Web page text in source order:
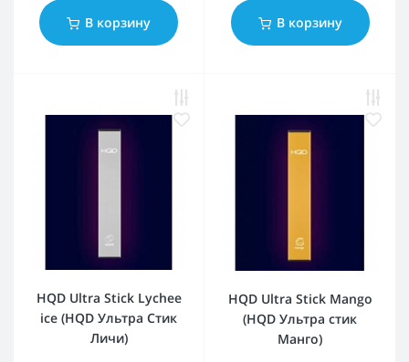
В корзину В корзину
HQD Ultra Stick Lychee
ice (HQD Ультра Стик
Личи)
HQD Ultra Stick Mango
(HQD Ультра стик
Манго)